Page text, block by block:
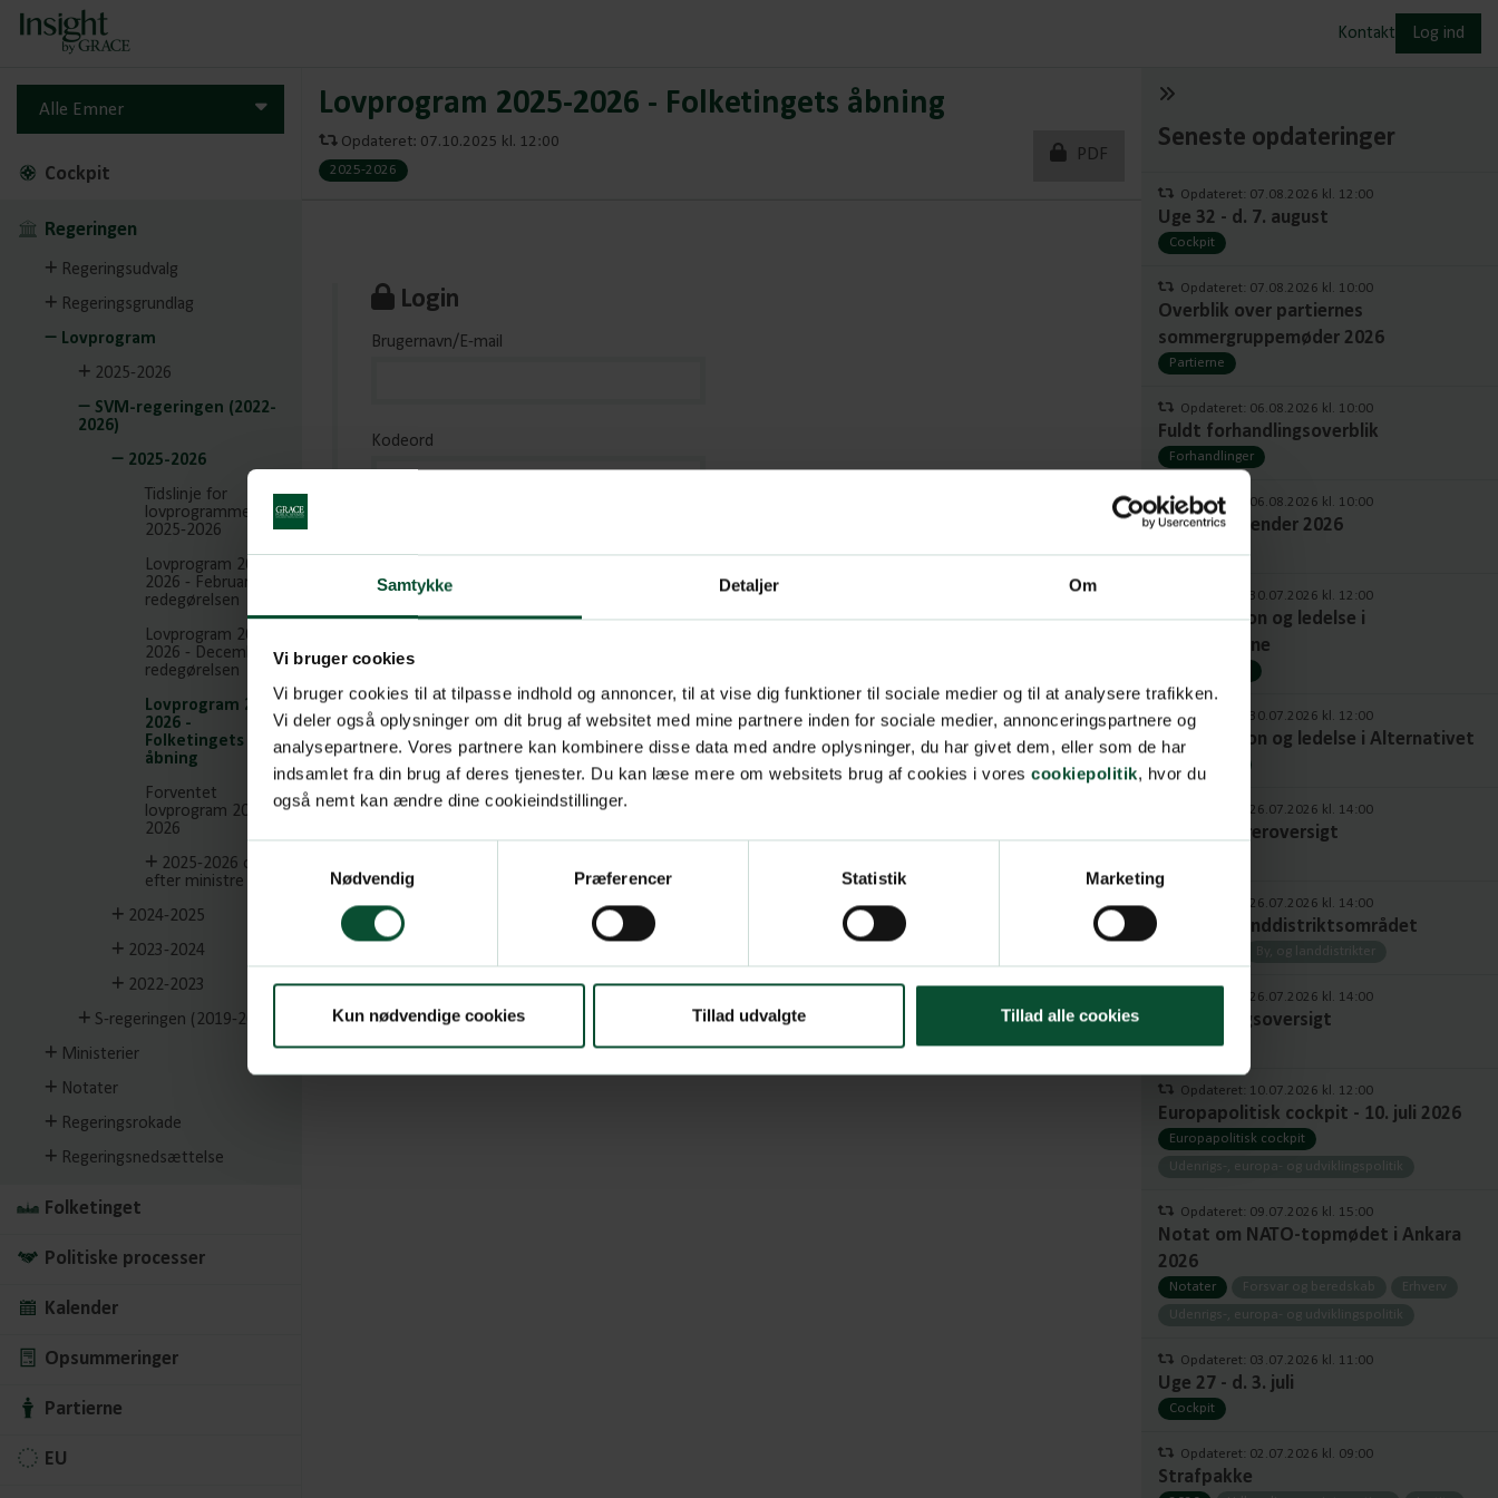
Samtykke Detaljer Om
Vi bruger cookies
Vi bruger cookies til at tilpasse indhold og annoncer, til at vise dig funktioner til sociale medier og til at analysere trafikken.
Vi deler også oplysninger om dit brug af websitet med mine partnere inden for sociale medier, annonceringspartnere og
analysepartnere. Vores partnere kan kombinere disse data med andre oplysninger, du har givet dem, eller som de har
indsamlet fra din brug af deres tjenester. Du kan læse mere om websitets brug af cookies i vores cookiepolitik, hvor du
også nemt kan ændre dine cookieindstillinger.
Nødvendig
Præferencer Statistik Marketing
Kun nødvendige cookies Tillad udvalgte Tillad alle cookies
Kontakt Log ind
Alle Emner
Cockpit
Regeringen
Regeringsudvalg
Regeringsgrundlag
Lovprogram
2025-2026
SVM-regeringen (2022-
2026)
2025-2026
Tidslinje for
lovprogrammet
2025-2026
Lovprogram 2025-
2026 - Februar-
redegørelsen
Lovprogram 2025-
2026 - December-
redegørelsen
Lovprogram 2025-
2026 -
Folketingets
åbning
Forventet
lovprogram 2025-
2026
efter ministre
2024-2025
2023-2024
2022-2023
S-regeringen (2019-2022)
Ministerier
Notater
Regeringsrokade
Regeringsnedsættelse
Folketinget
Politiske processer
Kalender
Opsummeringer
Partierne
EU
Lovprogram 2025-2026 - Folketingets åbning
Opdateret: 07.10.2025 kl. 12:00
2025-2026
PDF
Login
Brugernavn/E-mail
Kodeord
Log ind
Seneste opdateringer
Opdateret: 07.08.2026 kl. 12:00
Uge 32 - d. 7. august
Cockpit
Opdateret: 07.08.2026 kl. 10:00
Overblik over partiernes
sommergruppemøder 2026
Partierne
Opdateret: 06.08.2026 kl. 10:00
Fuldt forhandlingsoverblik
Forhandlinger
Opdateret: 06.08.2026 kl. 10:00
Politisk kalender 2026
Opdateret: 30.07.2026 kl. 12:00
Organisation og ledelse i
Moderaterne
Opdateret: 30.07.2026 kl. 12:00
Organisation og ledelse i Alternativet
Alternativet
Opdateret: 26.07.2026 kl. 14:00
Fuld ordføreroversigt
Opdateret: 26.07.2026 kl. 14:00
Byer- og Landdistriktsområdet
By, og landdistrikter
Opdateret: 26.07.2026 kl. 14:00
Fuld udvalgsoversigt
Udvalg
Opdateret: 10.07.2026 kl. 12:00
Europapolitisk cockpit - 10. juli 2026
Europapolitisk cockpit
Udenrigs-, europa- og udviklingspolitik
Opdateret: 09.07.2026 kl. 15:00
Notat om NATO-topmødet i Ankara
2026
Notater Forsvar og beredskab
Erhverv
Udenrigs-, europa- og udviklingspolitik
Opdateret: 03.07.2026 kl. 11:00
Uge 27 - d. 3. juli
Cockpit
Opdateret: 02.07.2026 kl. 09:00
Strafpakke